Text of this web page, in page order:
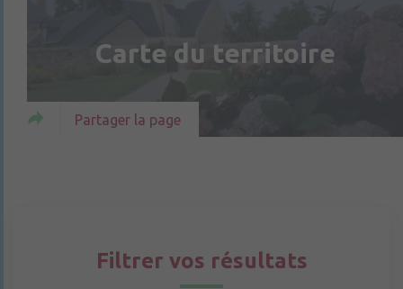
Carte du territoire
Partager la page
Filtrer vos résultats